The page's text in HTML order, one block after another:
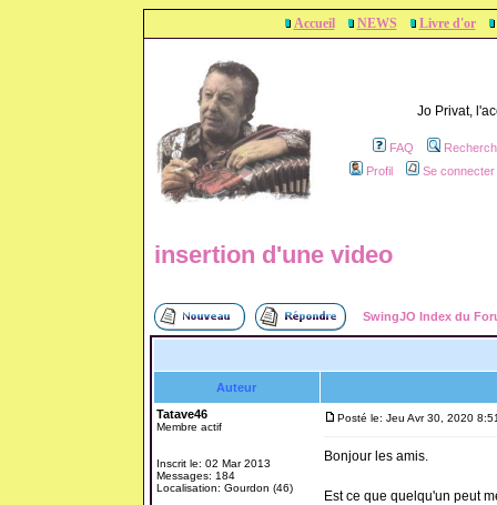
Accueil NEWS Livre d'or
Jo Privat,
FAQ
Profil
Se
insertion d'une video
SwingJO Index du
Auteur
Tatave46
Membre actif
Inscrit le: 02 Mar 2013
Messages: 184
Localisation: Gourdon (46)
Posté le: Jeu Avr 30, 2020
Bonjour les amis.
Est ce que quelqu'un peut